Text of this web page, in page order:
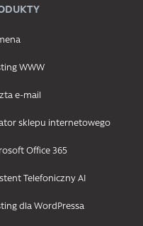
WWW
e-mail
sklepu internetowego
Office 365
Telefoniczny AI
dla WordPressa